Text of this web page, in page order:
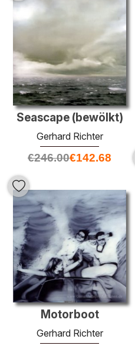
Seascape (bewölkt)
Gerhard Richter
€246.00€142.68
Motorboot
Gerhard Richter